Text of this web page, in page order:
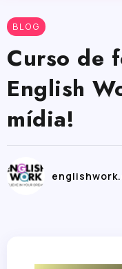
BLOG
Curso de
English
mídia!